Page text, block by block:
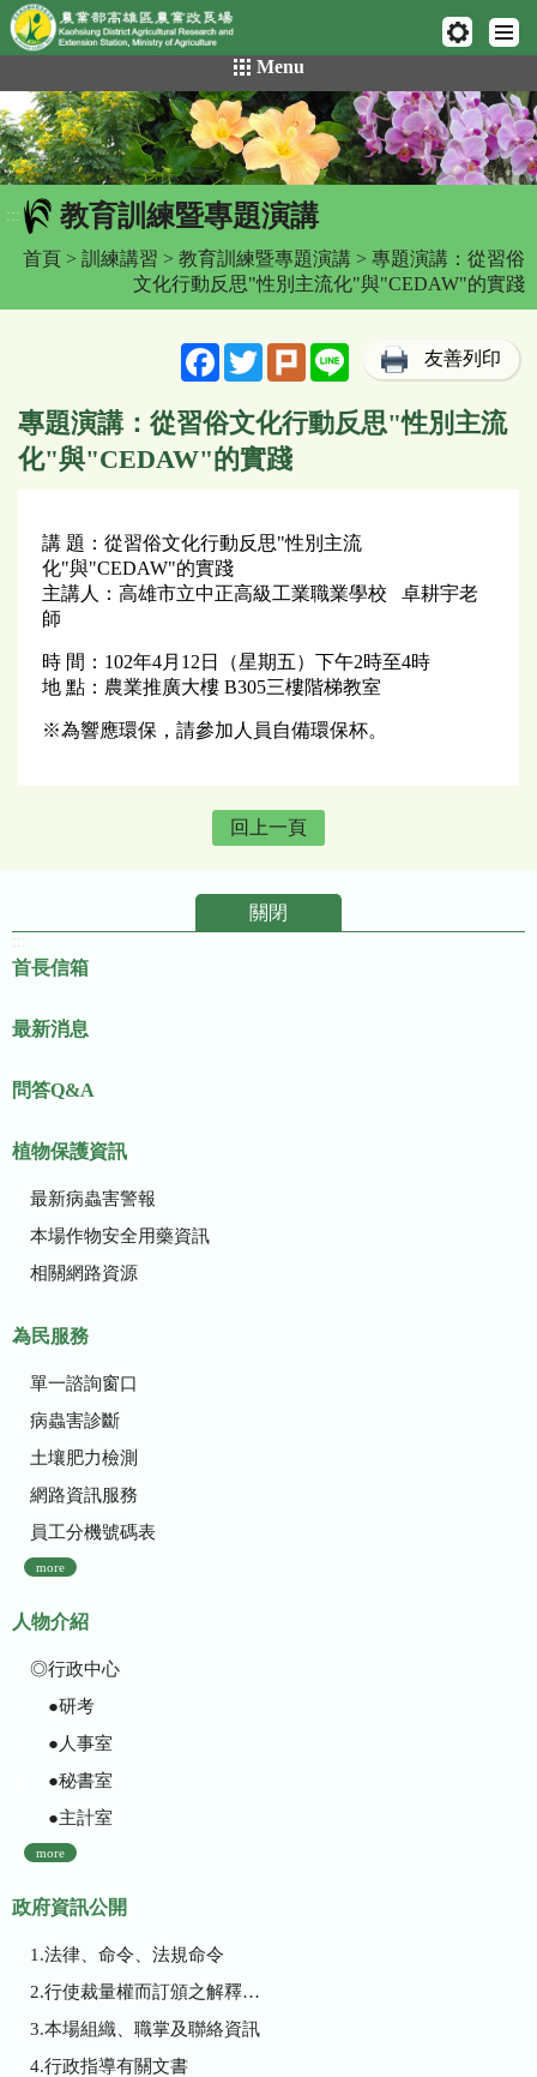
網頁置頂
到
主
要
內
容
區
Menu
::: 教育訓練暨專題演講
首頁 > 訓練講習 > 教育訓練暨專題演講 > 專題演講：從習俗
文化行動反思"性別主流化"與"CEDAW"的實踐
FacebookTwitterPlurk Line 友善列印
專題演講：從習俗文化行動反思"性別主流
化"與"CEDAW"的實踐
講 題：從習俗文化行動反思"性別主流
化"與"CEDAW"的實踐
主講人：高雄市立中正高級工業職業學校 卓耕宇老
師
時 間：102年4月12日（星期五）下午2時至4時
地 點：農業推廣大樓 B305三樓階梯教室
※為響應環保，請參加人員自備環保杯。
回上一頁
關閉
首長信箱
最新消息
問答Q&A
植物保護資訊
最新病蟲害警報
本場作物安全用藥資訊
相關網路資源
為民服務
單一諮詢窗口
病蟲害診斷
土壤肥力檢測
網路資訊服務
員工分機號碼表
more
人物介紹
◎行政中心
●研考
●人事室
●秘書室
●主計室
more
政府資訊公開
1.法律、命令、法規命令
2.行使裁量權而訂頒之解釋性規定及裁量基準
3.本場組織、職掌及聯絡資訊
4.行政指導有關文書